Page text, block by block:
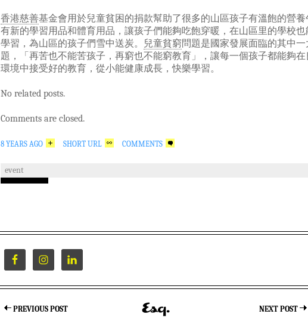
香港慈善基金會用於兒童貧困的捐款幫助了很多的山區孩子有溫飽的營養
有新的學習用品和體育用品，讓孩子們能夠吃飽穿暖，在山區里的學校也
學習，為山區的孩子們雪中送炭。
兒童貧窮問題是國家發展面臨的其中一
題，「再苦也不能苦孩子，再窮也不能窮教育」，讓每一個孩子都能夠在
環境中接受好的教育，從小能健康成長，快樂學習。
No related posts.
Comments are closed.
8 YEARS AGO SHORT URL COMMENTS
event
PREVIOUS POST NEXT POST